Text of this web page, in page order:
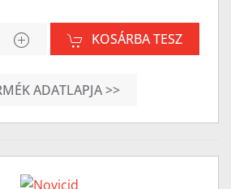
KOSÁRBA TESZ
ADATLAPJA >>